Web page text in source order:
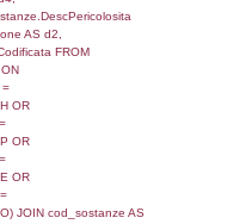
FROM
ON
=
=
AND